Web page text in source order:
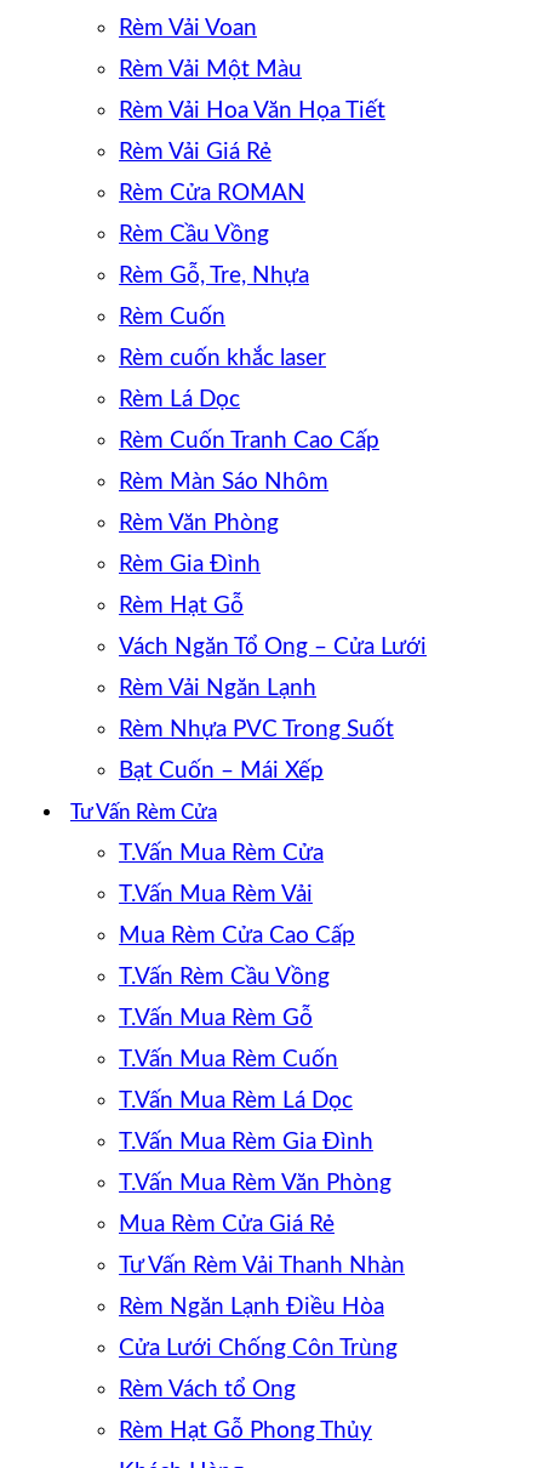
Rèm Vải Voan
Rèm Vải Một Màu
Rèm Vải Hoa Văn Họa Tiết
Rèm Vải Giá Rẻ
Rèm Cửa ROMAN
Rèm Cầu Vồng
Rèm Gỗ, Tre, Nhựa
Rèm Cuốn
Rèm cuốn khắc laser
Rèm Lá Dọc
Rèm Cuốn Tranh Cao Cấp
Rèm Màn Sáo Nhôm
Rèm Văn Phòng
Rèm Gia Đình
Rèm Hạt Gỗ
Vách Ngăn Tổ Ong – Cửa Lưới
Rèm Vải Ngăn Lạnh
Rèm Nhựa PVC Trong Suốt
Bạt Cuốn – Mái Xếp
Tư Vấn Rèm Cửa
T.Vấn Mua Rèm Cửa
T.Vấn Mua Rèm Vải
Mua Rèm Cửa Cao Cấp
T.Vấn Rèm Cầu Vồng
T.Vấn Mua Rèm Gỗ
T.Vấn Mua Rèm Cuốn
T.Vấn Mua Rèm Lá Dọc
T.Vấn Mua Rèm Gia Đình
T.Vấn Mua Rèm Văn Phòng
Mua Rèm Cửa Giá Rẻ
Tư Vấn Rèm Vải Thanh Nhàn
Rèm Ngăn Lạnh Điều Hòa
Cửa Lưới Chống Côn Trùng
Rèm Vách tổ Ong
Rèm Hạt Gỗ Phong Thủy